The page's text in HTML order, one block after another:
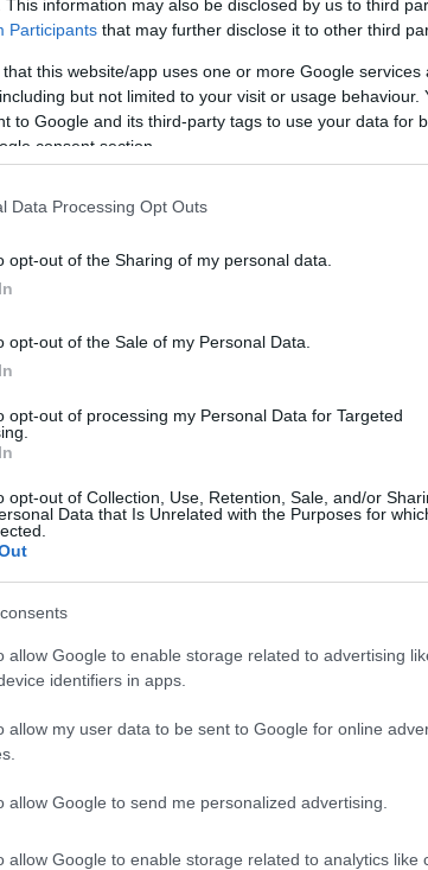
This information may also be disclosed by us to third
Participants that may further disclose it to other third
that this website/app uses one or more Google
but not limited to your visit or usage behaviour.
to Google and its third-party tags to use your data for
consent section.
Data Processing Opt Outs
opt-out of the Sharing of my personal data.
opt-out of the Sale of my Personal Data.
opt-out of processing my Personal Data for Targeted
opt-out of Collection, Use, Retention, Sale, and/or
Data that Is Unrelated with the Purposes for
allow Google to enable storage related to advertising
identifiers in apps.
allow my user data to be sent to Google for online
allow Google to send me personalized advertising.
allow Google to enable storage related to analytics like
με όρους τυφλόμυγας
προς την ανάγκη καθαρών
του πρώην πρωθυπουργού,
δεν μπορεί να λειτουργεί με όρους
διάλυσης ή «παγώματος» του
δεν δίνει τέτοια εντολή.
του Ιουνίου προβλέπει συμμαχίες,